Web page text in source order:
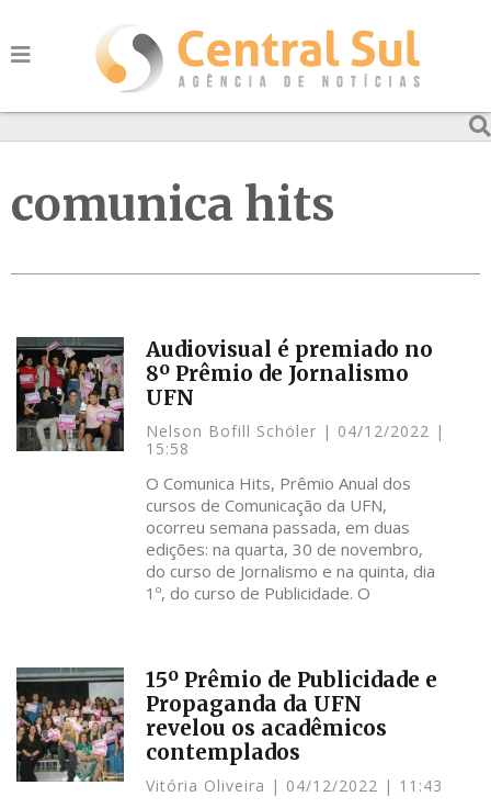
comunica hits
Audiovisual é premiado no
8º Prêmio de Jornalismo
UFN
Nelson Bofill Schöler
04/12/2022
15:58
O Comunica Hits, Prêmio Anual dos
cursos de Comunicação da UFN,
ocorreu semana passada, em duas
edições: na quarta, 30 de novembro,
do curso de Jornalismo e na quinta, dia
1º, do curso de Publicidade. O
15º Prêmio de Publicidade e
Propaganda da UFN
revelou os acadêmicos
contemplados
Vitória Oliveira 04/12/2022 11:43